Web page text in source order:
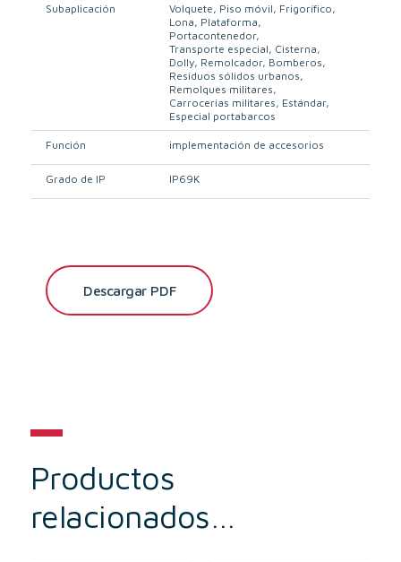
Subaplicación Volquete Piso móvil Frigorífico
Lona Plataforma
Portacontenedor
Transporte especial Cisterna
Dolly Remolcador Bomberos
Residuos sólidos urbanos
Remolques militares
Carrocerias militares Estándar
Especial portabarcos
Función implementación de accesorios
Grado de IP IP69K
Descargar PDF
Productos
relacionados…